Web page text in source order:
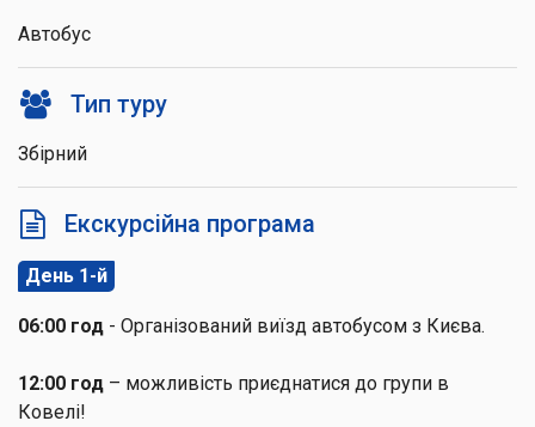
Автобус
Тип туру
Збірний
Екскурсійна програма
День 1-й
06:00 год - Організований виїзд автобусом з Києва.
12:00 год – можливість приєднатися до групи в
Ковелі!